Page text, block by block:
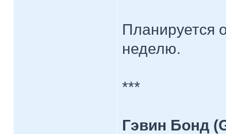
Планируется
неделю.
***
Гэвин Бонд